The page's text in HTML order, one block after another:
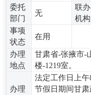
委托
部门
无
联办
机构
事项
状态
在用
办理
地点
甘肃省-张掖市-
楼-1219室。
办理
法定工作日上午
节假日期间甘